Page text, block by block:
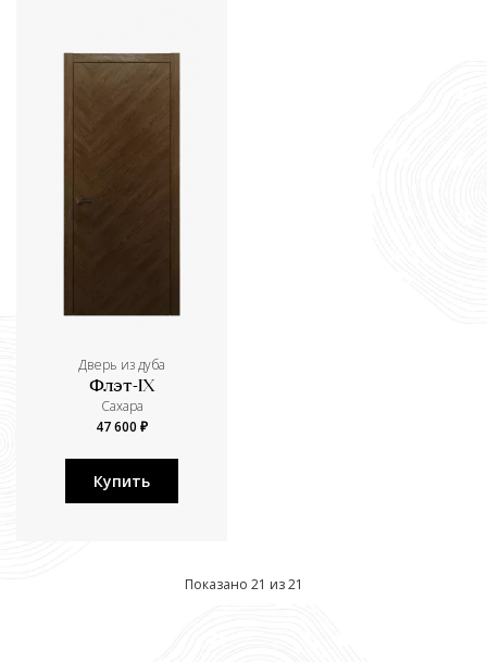
Дверь из дуба
Флэт-IX
Сахара
47 600 ₽
Купить
Показано 21 из 21